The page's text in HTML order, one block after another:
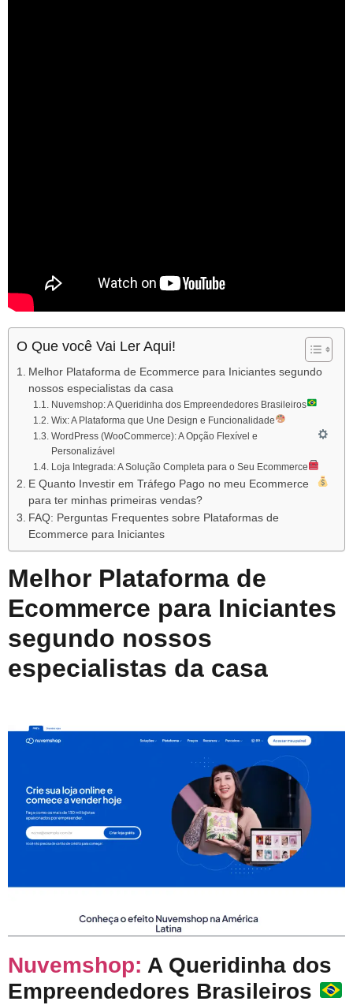
O Que você Vai Ler Aqui!
Melhor Plataforma de Ecommerce para Iniciantes segundo
nossos especialistas da casa
Nuvemshop: A Queridinha dos Empreendedores Brasileiros
Wix: A Plataforma que Une Design e Funcionalidade
WordPress (WooCommerce): A Opção Flexível e
Personalizável
Loja Integrada: A Solução Completa para o Seu Ecommerce
E Quanto Investir em Tráfego Pago no meu Ecommerce
para ter minhas primeiras vendas?
FAQ: Perguntas Frequentes sobre Plataformas de
Ecommerce para Iniciantes
Melhor Plataforma de
Ecommerce para Iniciantes
segundo nossos
especialistas da casa
Nuvemshop: A Queridinha dos
Empreendedores Brasileiros